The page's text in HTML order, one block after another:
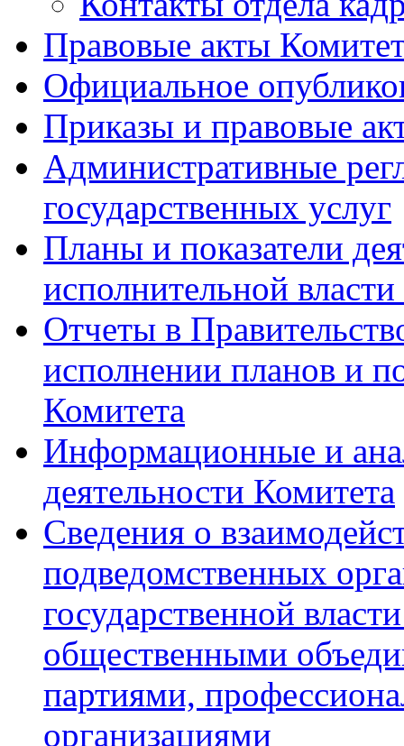
Правовые акты
Официальное
Приказы и правовые
Административные
государственных услуг
Планы и показатели
исполнительной
Отчеты в
исполнении планов и
Комитета
Информационные и
деятельности Комитета
Сведения о
подведомственных
государственной
общественными
партиями,
организациями